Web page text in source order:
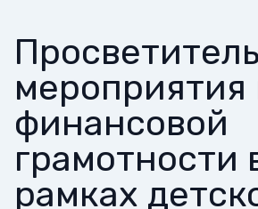
мероприятия
финансовой
грамотности
рамках